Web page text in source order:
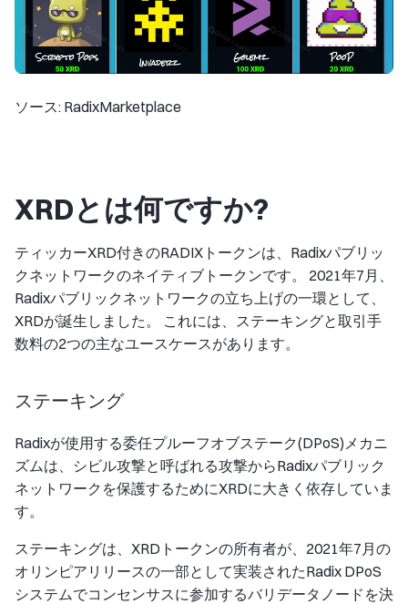
ソース: RadixMarketplace
XRDとは何ですか?
ティッカーXRD付きのRADIXトークンは、Radixパブリッ
クネットワークのネイティブトークンです。 2021年7月、
Radixパブリックネットワークの立ち上げの一環として、
XRDが誕生しました。 これには、ステーキングと取引手
数料の2つの主なユースケースがあります。
ステーキング
Radixが使用する委任プルーフオブステーク(DPoS)メカニ
ズムは、シビル攻撃と呼ばれる攻撃からRadixパブリック
ネットワークを保護するためにXRDに大きく依存していま
す。
ステーキングは、XRDトークンの所有者が、2021年7月の
オリンピアリリースの一部として実装されたRadix DPoS
システムでコンセンサスに参加するバリデータノードを決